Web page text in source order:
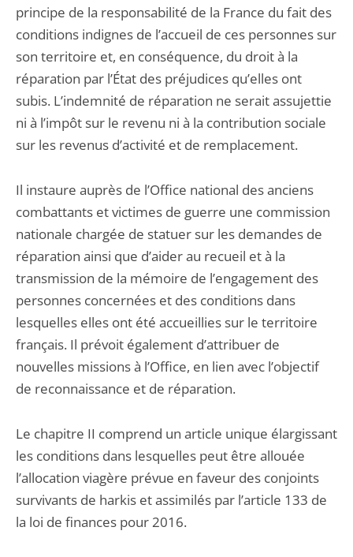
principe de la responsabilité de la France du fait des
conditions indignes de l’accueil de ces personnes sur
son territoire et, en conséquence, du droit à la
réparation par l’État des préjudices qu’elles ont
subis. L’indemnité de réparation ne serait assujettie
ni à l’impôt sur le revenu ni à la contribution sociale
sur les revenus d’activité et de remplacement.
Il instaure auprès de l’Office national des anciens
combattants et victimes de guerre une commission
nationale chargée de statuer sur les demandes de
réparation ainsi que d’aider au recueil et à la
transmission de la mémoire de l’engagement des
personnes concernées et des conditions dans
lesquelles elles ont été accueillies sur le territoire
français. Il prévoit également d’attribuer de
nouvelles missions à l’Office, en lien avec l’objectif
de reconnaissance et de réparation.
Le chapitre II comprend un article unique élargissant
les conditions dans lesquelles peut être allouée
l’allocation viagère prévue en faveur des conjoints
survivants de harkis et assimilés par l’article 133 de
la loi de finances pour 2016.